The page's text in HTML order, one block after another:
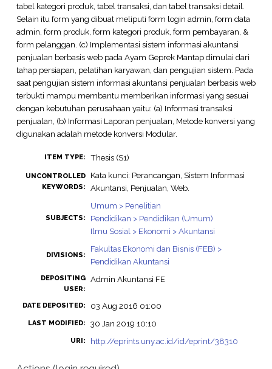
tabel kategori produk, tabel transaksi, dan tabel transaksi detail.
Selain itu form yang dibuat meliputi form login admin, form data
admin, form produk, form kategori produk, form pembayaran, &
form pelanggan. (c) Implementasi sistem informasi akuntansi
penjualan berbasis web pada Ayam Geprek Mantap dimulai dari
tahap persiapan, pelatihan karyawan, dan pengujian sistem. Pada
saat pengujian sistem informasi akuntansi penjualan berbasis web
terbukti mampu membantu memberikan informasi yang sesuai
dengan kebutuhan perusahaan yaitu: (a) Informasi transaksi
penjualan, (b) Informasi Laporan penjualan, Metode konversi yang
digunakan adalah metode konversi Modular.
ITEM TYPE: Thesis (S1)
UNCONTROLLED
KEYWORDS:
Kata kunci: Perancangan, Sistem Informasi
Akuntansi, Penjualan, Web.
SUBJECTS:
Umum > Penelitian
Pendidikan > Pendidikan (Umum)
Ilmu Sosial > Ekonomi > Akuntansi
DIVISIONS:
Fakultas Ekonomi dan Bisnis (FEB) >
Pendidikan Akuntansi
DEPOSITING
USER:
Admin Akuntansi FE
DATE DEPOSITED: 03 Aug 2016 01:00
LAST MODIFIED: 30 Jan 2019 10:10
URI: http://eprints.uny.ac.id/id/eprint/38310